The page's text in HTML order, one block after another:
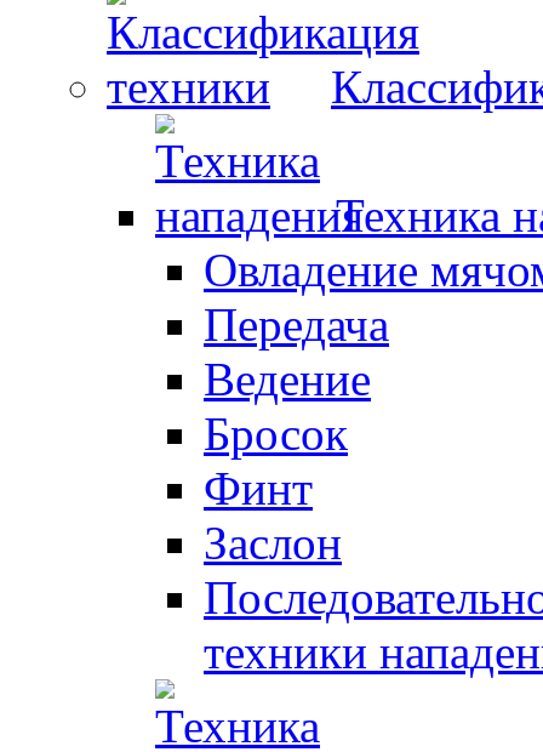
Техника
Овладение
Передача
Ведение
Бросок
Финт
Заслон
техники